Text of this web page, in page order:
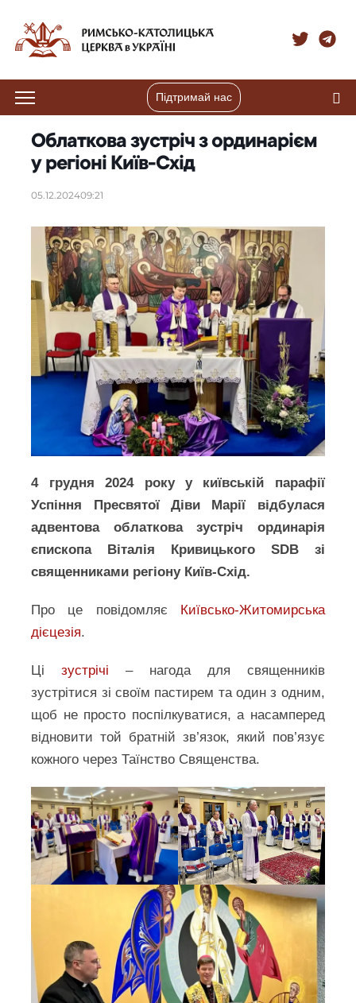
Підтримай нас
Облаткова зустріч з ординарієм
у регіоні Київ-Схід
05.12.202409:21
4 грудня 2024 року у київській парафії
Успіння Пресвятої Діви Марії відбулася
адвентова облаткова зустріч ординарія
єпископа Віталія Кривицького SDB зі
священниками регіону Київ-Схід.
Про це повідомляє
Київсько-Житомирська
дієцезія.
Ці зустрічі – нагода для священників
зустрітися зі своїм пастирем та один з одним,
щоб не просто поспілкуватися, а насамперед
відновити той братній зв’язок, який пов’язує
кожного через Таїнство Священства.